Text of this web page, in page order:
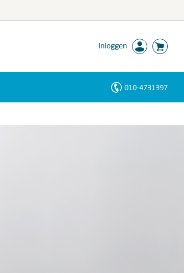
Inloggen
010-4731397